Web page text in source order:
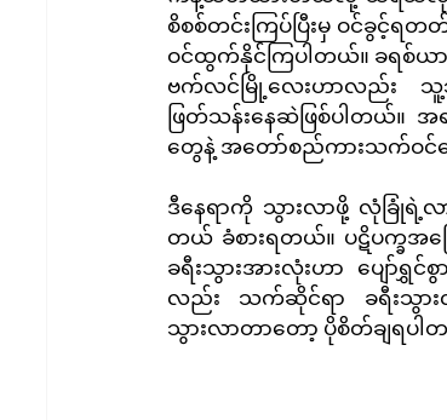
စိစစ်တင်းကြပ်ပြီးမှ ဝင်ခွင့်
ဝင်ထွက်နိုင်ကြပါတယ်။ ခရစ်ယ
ဗက်လင်မြို့လေးဟာလည်း သူ့သ
ဖြတ်သန်းနေဆဲဖြစ်ပါတယ်။
တွေနဲ့ အတော်စည်ကားသက်ဝင်
ဒီနေရာကို သွားလာဖို့ လုံခြုံရဲ့
တယ် ခံစားရတယ်။ ပဋိပက္ခအ
ခရီးသွားအားလုံးဟာ ပျော်ရွှ
လည်း သက်ဆိုင်ရာ ခရီးသွား
သွားလာတာတော့ ပိုစိတ်ချရပါ